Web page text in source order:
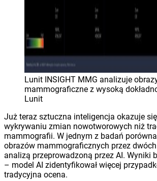
Lunit INSIGHT MMG analizuje
mammograficzne z wysoką
Lunit
Już teraz sztuczna inteligencja okazuje
wykrywaniu zmian nowotworowych niż
mammografii. W jednym z badań
obrazów mammograficznych przez
analizą przeprowadzoną przez AI. Wyniki
– model AI zidentyfikował więcej
tradycyjna ocena.